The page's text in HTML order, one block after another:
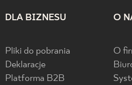
DLA BIZNESU
Pliki do pobrania
Deklaracje
Platforma B2B
O
O